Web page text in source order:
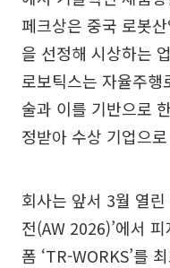
페크상은 중국 로봇
을 선정해 시상하는
로보틱스는 자율주
술과 이를 기반으로
정받아 수상 기업으
회사는 앞서 3월 열린
전(AW 2026)’에서
폼 ‘TR-WORKS’를